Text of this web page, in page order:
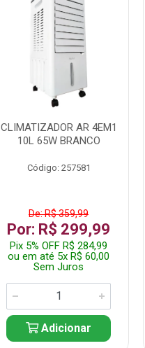
CLIMATIZADOR AR 4EM1
10L 65W BRANCO
Código: 257581
De: R$ 359,99
Por: R$ 299,99
Pix 5% OFF R$ 284,99
ou em até 5x R$ 60,00
Sem Juros
Adicionar